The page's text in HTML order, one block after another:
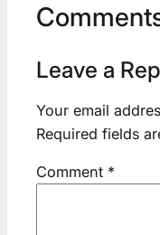
Leave a
Your email
Required fields
Comment *